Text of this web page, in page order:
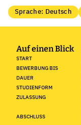
Sprache: Deutsch
Auf einen Blick
START
BEWERBUNG BIS
DAUER
STUDIENFORM
ZULASSUNG
ABSCHLUSS